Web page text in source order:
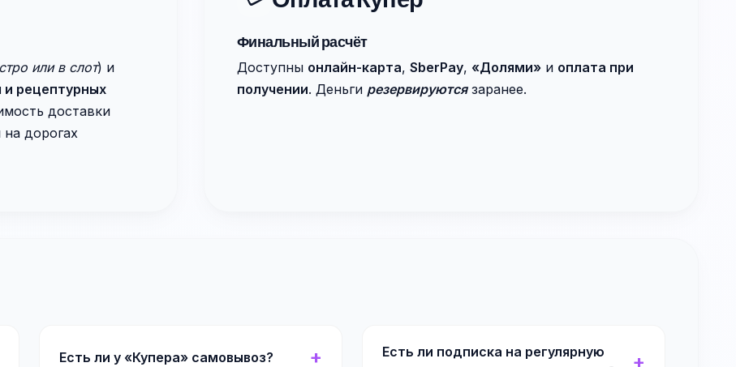
или в слот) и
и рецептурных
доставки
на дорогах
Финальный расчёт
Доступны онлайн-карта, SberPay, «Долями» и оплата при
получении. Деньги резервируютсязаранее.
Есть ли у «Купера» самовывоз?
Есть ли подписка на регулярную